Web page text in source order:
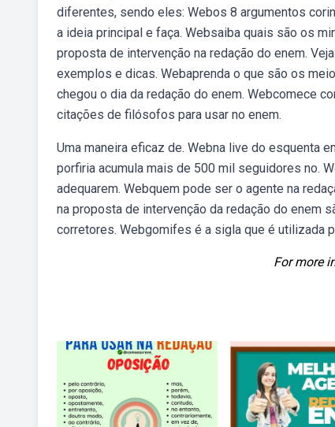
diferentes, sendo eles: Webos 8 argumentos
a ideia principal e faça. Websaiba quais são os
proposta de intervenção na redação do enem.
exemplos e dicas. Webaprenda o que são os
chegou o dia da redação do enem. Webcomece
citações de filósofos para usar no enem.
Uma maneira eficaz de. Webna live do esquenta
porfiria acumula mais de 500 mil seguidores no.
adequarem. Webquem pode ser o agente na
na proposta de intervenção da redação do enem
corretores. Webgomifes é a sigla que é utilizada
For more